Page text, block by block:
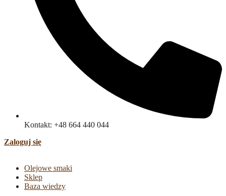
Kontakt: +48 664 440 044
Zaloguj się
Olejowe smaki
Sklep
Baza wiedzy